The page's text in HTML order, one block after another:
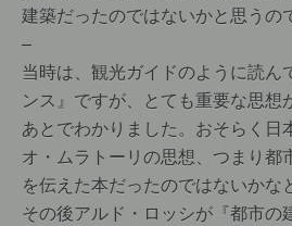
建築だったのではないかと思うの
–
当時は、観光ガイドのように読ん
ンス』ですが、とても重要な思想
あとでわかりました。おそらく日
オ・ムラトーリの思想、つまり都
を伝えた本だったのではないかな
その後アルド・ロッシが『都市の